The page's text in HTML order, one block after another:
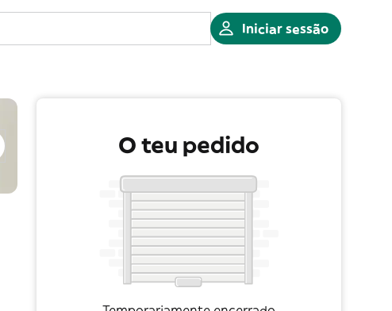
Iniciar sessão
O teu pedido